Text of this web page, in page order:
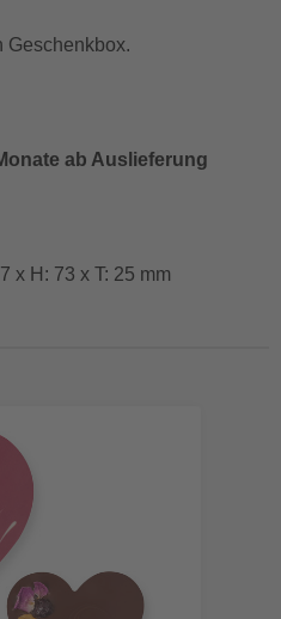
Geschenkbox.
ab Auslieferung
x H: 73 x T: 25 mm